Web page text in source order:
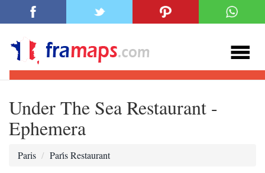
Under The Sea Restaurant -
Ephemera
Paris Pari̇s Restaurant